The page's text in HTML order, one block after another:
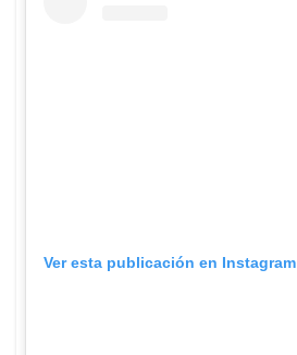
Ver esta publicación en Instagram